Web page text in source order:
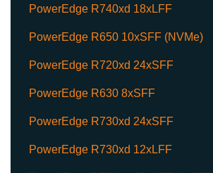
PowerEdge R740xd 18xLFF
PowerEdge R650 10xSFF (NVMe)
PowerEdge R720xd 24xSFF
PowerEdge R630 8xSFF
PowerEdge R730xd 24xSFF
PowerEdge R730xd 12xLFF